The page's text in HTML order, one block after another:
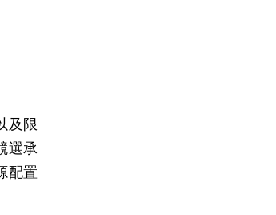
及限
選承
配置